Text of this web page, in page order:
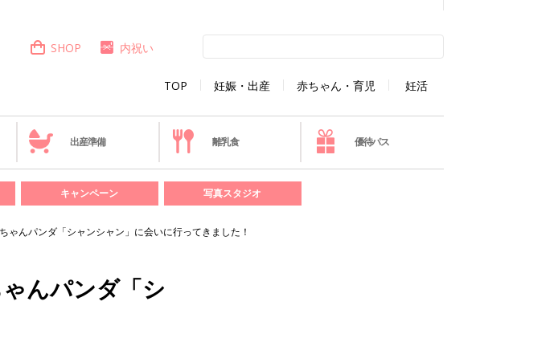
TOP 妊娠・出産 赤ちゃん・育児 妊活
SHOP 内祝い
出産準備 離乳食 優待パス
キャンペーン 写真スタジオ
ゃんパンダ「シャンシャン」に会いに行ってきました！
んパンダ「シ